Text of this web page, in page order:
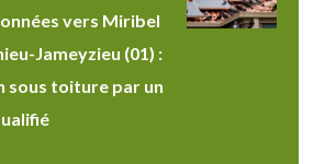
vers Miribel
Jameyzieu (01) :
sous toiture par un